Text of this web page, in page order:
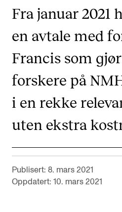
VERKTØY OG HJELP
IT og digitale tjenester
Canvas
Innkjøp og økonomi
Rom og bygg
Alle hjelpesider
Eksamen og vitnemål
Fra januar 2021
en avtale med
Francis som
forskere på
i en rekke
uten ekstra
Publisert: 8. mars 2021
Oppdatert: 10. mars 2021